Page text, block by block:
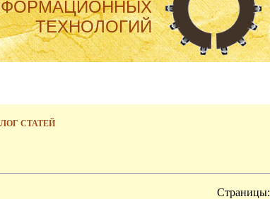
ТЕХНОЛОГИЙ
СТАТЕЙ
Страницы: